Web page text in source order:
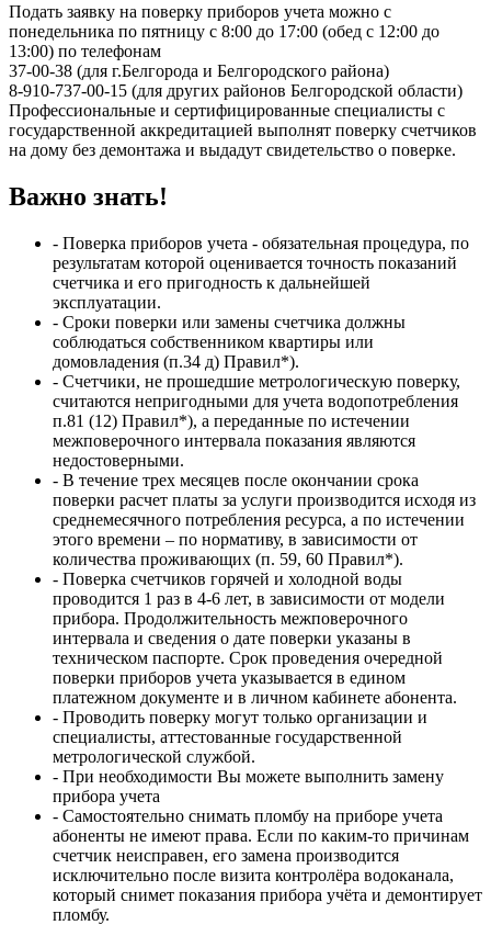
Подать заявку на поверку приборов учета можно с
понедельника по пятницу с 8:00 до 17:00 (обед с 12:00 до
13:00) по телефонам
37-00-38 (для г.Белгорода и Белгородского района)
8-910-737-00-15 (для других районов Белгородской области)
Профессиональные и сертифицированные специалисты с
государственной аккредитацией выполнят поверку счетчиков
на дому без демонтажа и выдадут свидетельство о поверке.
Важно знать!
- Поверка приборов учета - обязательная процедура, по
результатам которой оценивается точность показаний
счетчика и его пригодность к дальнейшей
эксплуатации.
- Сроки поверки или замены счетчика должны
соблюдаться собственником квартиры или
домовладения (п.34 д) Правил*).
- Счетчики, не прошедшие метрологическую поверку,
считаются непригодными для учета водопотребления
п.81 (12) Правил*), а переданные по истечении
межповерочного интервала показания являются
недостоверными.
- В течение трех месяцев после окончании срока
поверки расчет платы за услуги производится исходя из
среднемесячного потребления ресурса, а по истечении
этого времени – по нормативу, в зависимости от
количества проживающих (п. 59, 60 Правил*).
- Поверка счетчиков горячей и холодной воды
проводится 1 раз в 4-6 лет, в зависимости от модели
прибора. Продолжительность межповерочного
интервала и сведения о дате поверки указаны в
техническом паспорте. Срок проведения очередной
поверки приборов учета указывается в едином
платежном документе и в личном кабинете абонента.
- Проводить поверку могут только организации и
специалисты, аттестованные государственной
метрологической службой.
- При необходимости Вы можете выполнить замену
прибора учета
- Самостоятельно снимать пломбу на приборе учета
абоненты не имеют права. Если по каким-то причинам
счетчик неисправен, его замена производится
исключительно после визита контролёра водоканала,
который снимет показания прибора учёта и демонтирует
пломбу.